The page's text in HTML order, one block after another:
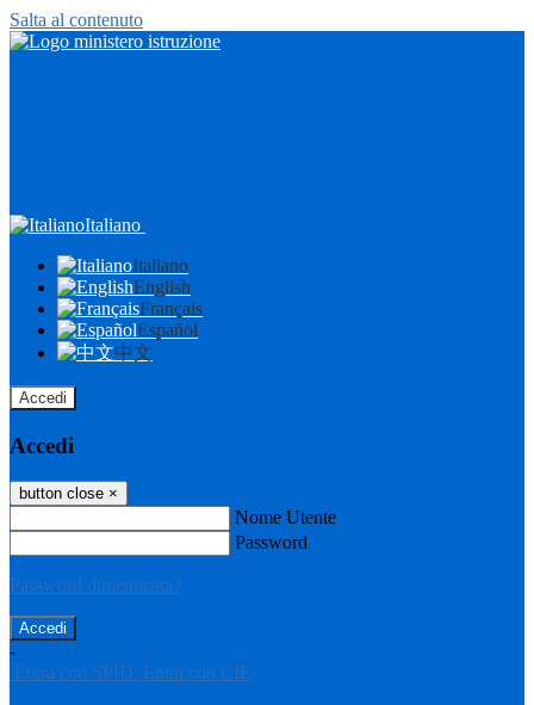
Salta al contenuto
Italiano
Italiano
English
Français
Español
中文
Accedi
Accedi
button close ×
Nome Utente
Password
Password dimenticata?
-
Entra con SPID Entra con CIE